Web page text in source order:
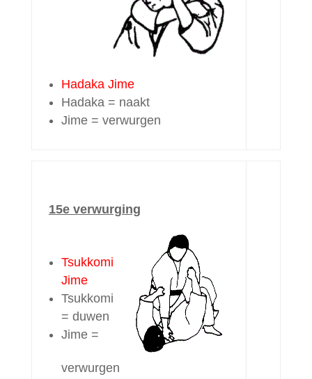
Hadaka Jime
Hadaka = naakt
Jime = verwurgen
15e verwurging
Tsukkomi
Jime
Tsukkomi
= duwen
Jime =
verwurgen